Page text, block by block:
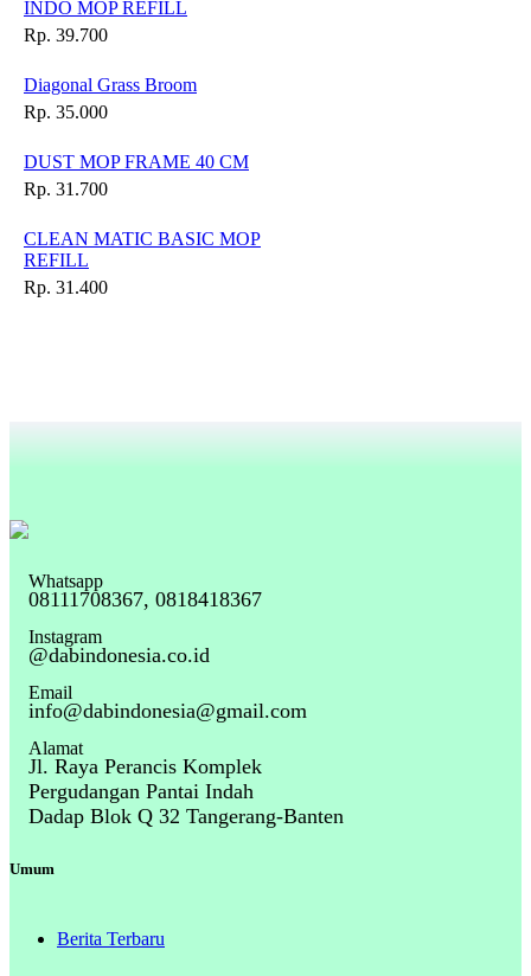
INDO MOP REFILL
Rp. 39.700
Diagonal Grass Broom
Rp. 35.000
DUST MOP FRAME 40 CM
Rp. 31.700
CLEAN MATIC BASIC MOP
REFILL
Rp. 31.400
Whatsapp
08111708367, 0818418367
Instagram
@dabindonesia.co.id
Email
info@dabindonesia@gmail.com
Alamat
Jl. Raya Perancis Komplek
Pergudangan Pantai Indah
Dadap Blok Q 32 Tangerang-Banten
Umum
Berita Terbaru